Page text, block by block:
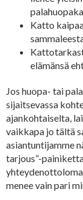
Katto
elämänsä
Jos huopa- tai
sijaitsevassa
ajankohtaiselta,
vaikkapa jo tältä
asiantuntijamme
tarjous”-
menee vain pari